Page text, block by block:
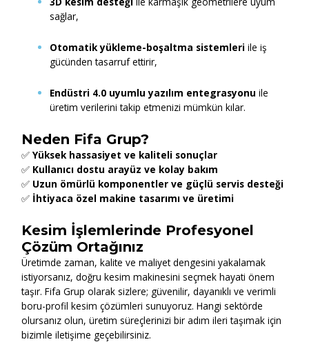
sağlar,
Otomatik yükleme-boşaltma sistemleri ile iş
gücünden tasarruf ettirir,
Endüstri 4.0 uyumlu yazılım entegrasyonu ile
üretim verilerini takip etmenizi mümkün kılar.
Neden Fifa Grup?
✅Yüksek hassasiyet ve kaliteli sonuçlar
✅ Kullanıcı dostu arayüz ve kolay bakım
✅ Uzun ömürlü komponentler ve güçlü servis desteği
✅ İhtiyaca özel makine tasarımı ve üretimi
Kesim İşlemlerinde Profesyonel
Çözüm Ortağınız
Üretimde zaman, kalite ve maliyet dengesini yakalamak
istiyorsanız, doğru kesim makinesini seçmek hayati önem
taşır. Fifa Grup olarak sizlere; güvenilir, dayanıklı ve verimli
boru-profil kesim çözümleri sunuyoruz. Hangi sektörde
olursanız olun, üretim süreçlerinizi bir adım ileri taşımak için
bizimle iletişime geçebilirsiniz.